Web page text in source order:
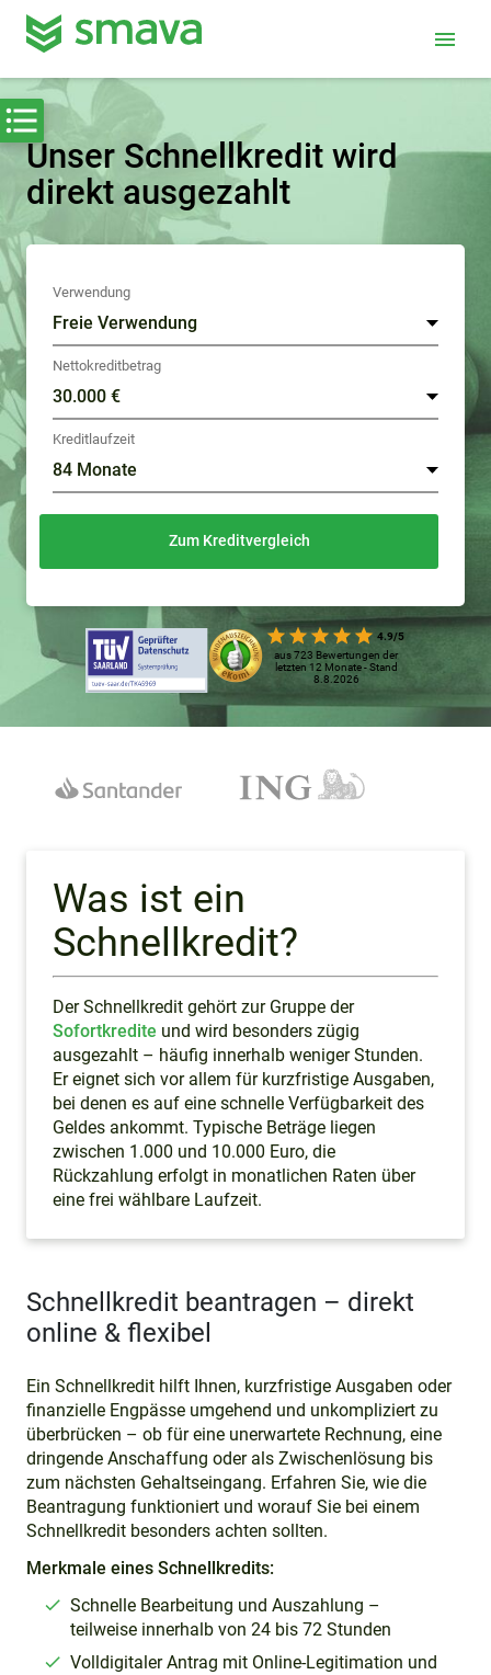
menu
Unser Schnellkredit wird
direkt ausgezahlt
4.9/5
aus 723 Bewertungen der
letzten 12 Monate - Stand
8.8.2026
Verwendung
Nettokreditbetrag
Kreditlaufzeit
Zum Kreditvergleich
Was ist ein
Schnellkredit?
Der Schnellkredit gehört zur Gruppe der
Sofortkredite und wird besonders zügig
ausgezahlt – häufig innerhalb weniger Stunden.
Er eignet sich vor allem für kurzfristige Ausgaben,
bei denen es auf eine schnelle Verfügbarkeit des
Geldes ankommt. Typische Beträge liegen
zwischen 1.000 und 10.000 Euro, die
Rückzahlung erfolgt in monatlichen Raten über
eine frei wählbare Laufzeit.
Schnellkredit beantragen – direkt
online & flexibel
Ein Schnellkredit hilft Ihnen, kurzfristige Ausgaben oder
finanzielle Engpässe umgehend und unkompliziert zu
überbrücken – ob für eine unerwartete Rechnung, eine
dringende Anschaffung oder als Zwischenlösung bis
zum nächsten Gehaltseingang. Erfahren Sie, wie die
Beantragung funktioniert und worauf Sie bei einem
Schnellkredit besonders achten sollten.
Merkmale eines Schnellkredits:
Schnelle Bearbeitung und Auszahlung –
teilweise innerhalb von 24 bis 72 Stunden
Volldigitaler Antrag mit Online-Legitimation und